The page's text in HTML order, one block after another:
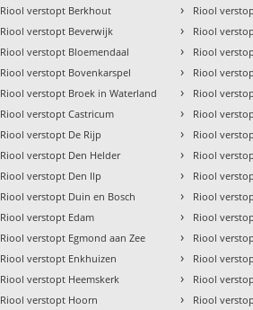
Riool verstopt Berkhout
Riool verstopt Beverwijk
Riool verstopt Bloemendaal
Riool verstopt Bovenkarspel
Riool verstopt Broek in Waterland
Riool verstopt Castricum
Riool verstopt De Rijp
Riool verstopt Den Helder
Riool verstopt Den Ilp
Riool verstopt Duin en Bosch
Riool verstopt Edam
Riool verstopt Egmond aan Zee
Riool verstopt Enkhuizen
Riool verstopt Heemskerk
Riool verstopt Hoorn
› Riool
› Riool
› Riool
› Riool
› Riool
› Riool
› Riool
› Riool
› Riool
› Riool
› Riool
› Riool
› Riool
› Riool
› Riool